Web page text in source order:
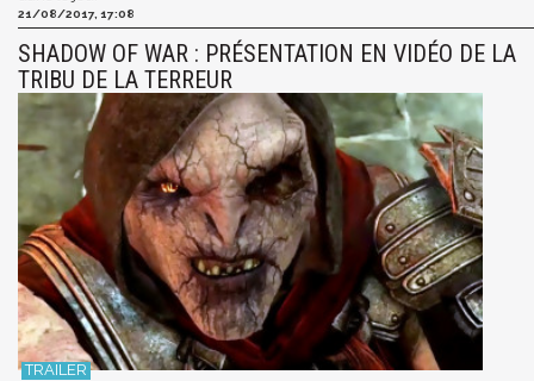
21/08/2017, 17:08
SHADOW OF WAR : PRÉSENTATION EN VIDÉO DE LA
TRIBU DE LA TERREUR